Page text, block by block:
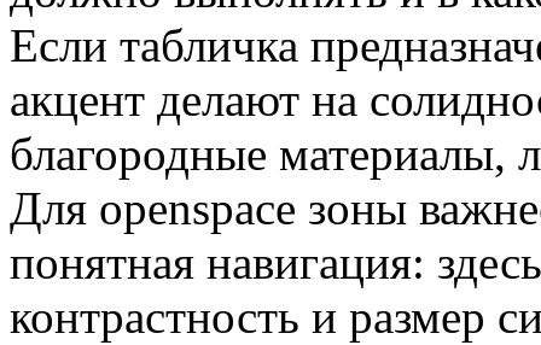
Если табличка
акцент делают на
благородные материалы,
Для openspace зоны
понятная навигация:
контрастность и размер